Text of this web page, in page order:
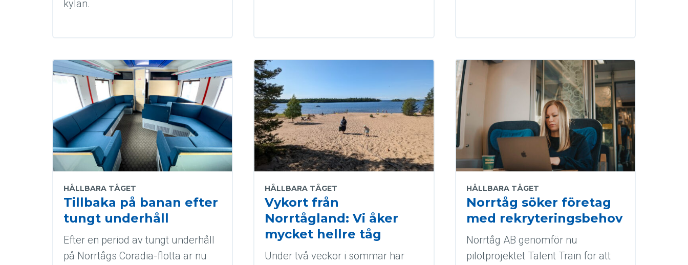
kylan.
HÅLLBARA TÅGET
Tillbaka på banan efter
tungt underhåll
Efter en period av tungt underhåll
på Norrtågs Coradia-flotta är nu
HÅLLBARA TÅGET
Vykort från
Norrtågland: Vi åker
mycket hellre tåg
Under två veckor i sommar har
HÅLLBARA TÅGET
Norrtåg söker företag
med rekryteringsbehov
Norrtåg AB genomför nu
pilotprojektet Talent Train för att